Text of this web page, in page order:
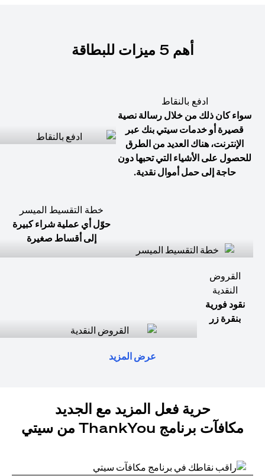
أهم 5 ميزات للبطاقة
ادفع بالنقاط
سواء كان ذلك من خلال رسالة نصية
قصيرة أو خدمات سيتي بنك عبر
الإنترنت، هناك العديد من الطرق
للحصول على الأشياء التي تحبها دون
حاجة إلى حمل أموال نقدية.
خطة التقسيط الميسر
حوّل أي عملية شراء كبيرة
إلى أقساط صغيرة
القروض
النقدية
نقود فورية
بنقرة زر
عرض المزيد
حرية فعل المزيد مع الجديد
مكافآت برنامج ThankYou من سيتي